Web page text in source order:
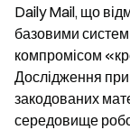
Daily Mail, що
базовими
компромісом
Дослідження
закодованих
середовище